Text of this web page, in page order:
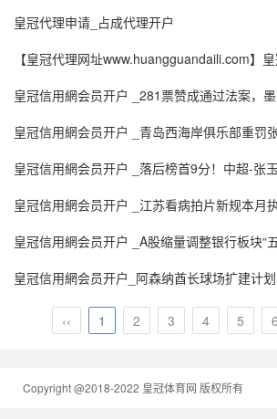
皇冠代理申请_占成代理开户
【皇冠代理网址www.huangguandaili.com】皇冠登1登2登3 代理「皇冠正网
皇冠信用網会员开户 _281票赞成通过法案，墨西哥将对华加税50%，辛鲍姆挽尊：
皇冠信用網会员开户 _青岛西海岸俱乐部重罚张呈栋！三停处罚背后的深层
皇冠信用網会员开户 _落后榜首9分！中超-张玉宁破门难救主 国安
皇冠信用網会员开户 _江苏看病拍片新规本月执行：不提供数字影像处理上传存储可减5元、不需要
皇冠信用網会员开户 _A股缩量调整银行板块“五连阳”，机构：牛市会抚平
皇冠信用網会员开户_阿森纳酋长球场扩建计划：20周年之际的新
‹‹ 1 2 3 4 5 6
Copyright @2018-2022 皇冠体育网 版权所有